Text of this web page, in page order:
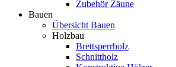
Zubehör Zäune
Bauen
Übersicht Bauen
Holzbau
Brettsperrholz
Schnittholz